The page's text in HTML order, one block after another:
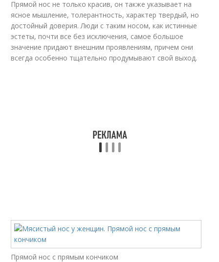
Прямой нос не только красив, он также указывает на
ясное мышление, толерантность, характер твердый, но
достойный доверия. Люди с таким носом, как истинные
эстеты, почти все без исключения, самое большое
значение придают внешним проявлениям, причем они
всегда особенно тщательно продумывают свой выход.
Прямой нос с прямым кончиком